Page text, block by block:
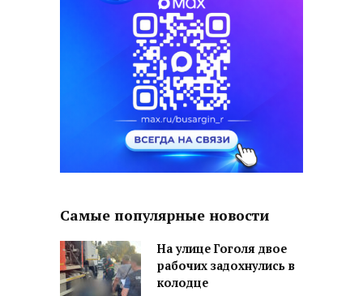
Самые популярные новости
На улице Гоголя двое
рабочих задохнулись в
колодце